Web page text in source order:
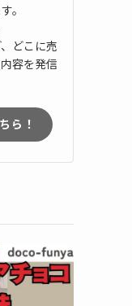
。
どこに売
容を発信
ら！